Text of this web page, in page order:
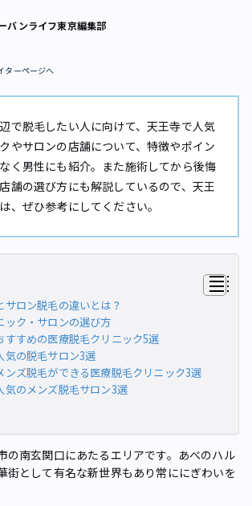
バンライフ東京編集部
ターページへ
で脱毛したい人に向けて、天王寺で人気
やサロンの店舗について、特徴やポイン
く男性にも紹介。また施術してから後悔
舗の選び方にも解説しているので、天王
、ぜひ参考にしてください。
サロン脱毛の違いとは？
ック・サロンの選び方
すすめの医療脱毛クリニック5選
気の脱毛サロン3選
ンズ脱毛ができる医療脱毛クリニック3選
気のメンズ脱毛サロン3選
の南玄関口にあたるエリアです。あべのハル
街として有名な新世界もあり常ににぎわいを